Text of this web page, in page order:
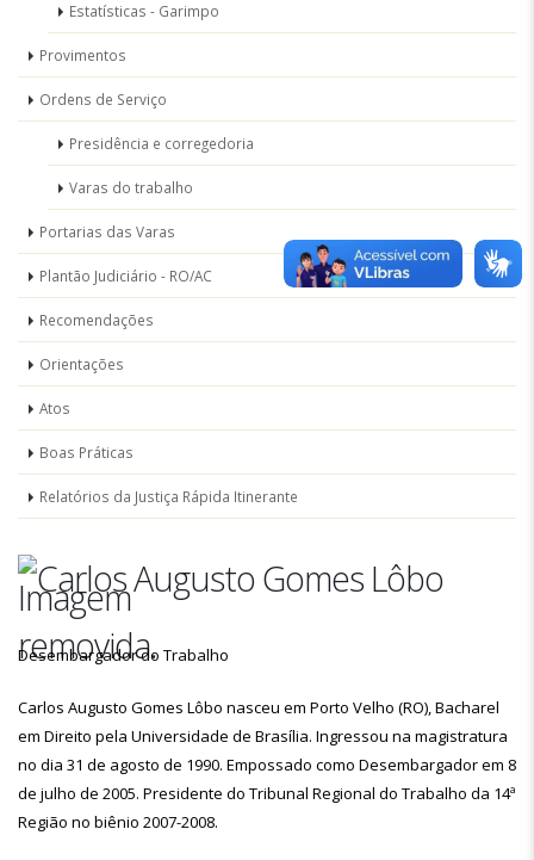
Estatísticas - Garimpo
Provimentos
Ordens de Serviço
Presidência e corregedoria
Varas do trabalho
Portarias das Varas
Plantão Judiciário - RO/AC
Recomendações
Orientações
Atos
Boas Práticas
Relatórios da Justiça Rápida Itinerante
Carlos Augusto Gomes Lôbo
Desembargador do Trabalho
Carlos Augusto Gomes Lôbo nasceu em Porto Velho (RO), Bacharel
em Direito pela Universidade de Brasília. Ingressou na magistratura
no dia 31 de agosto de 1990. Empossado como Desembargador em 8
de julho de 2005. Presidente do Tribunal Regional do Trabalho da 14ª
Região no biênio 2007-2008.